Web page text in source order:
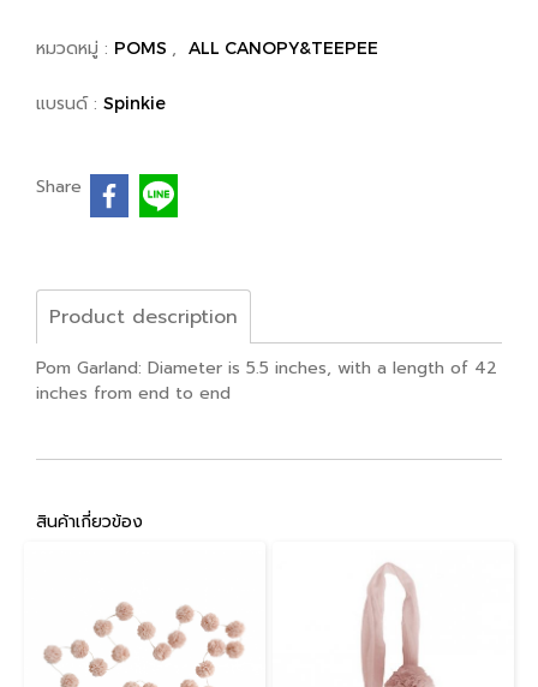
หมวดหมู่ : POMS , ALL CANOPY&TEEPEE
แบรนด์ : Spinkie
Share
Product description
Pom Garland: Diameter is 5.5 inches, with a length of 42
inches from end to end
สินค้าเกี่ยวข้อง